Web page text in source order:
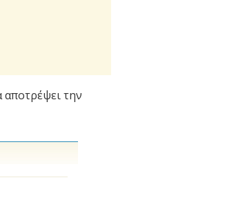
την